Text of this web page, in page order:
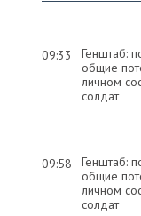
09:33
Генштаб:
общие
личном
солдат
09:58
Генштаб:
общие
личном
солдат